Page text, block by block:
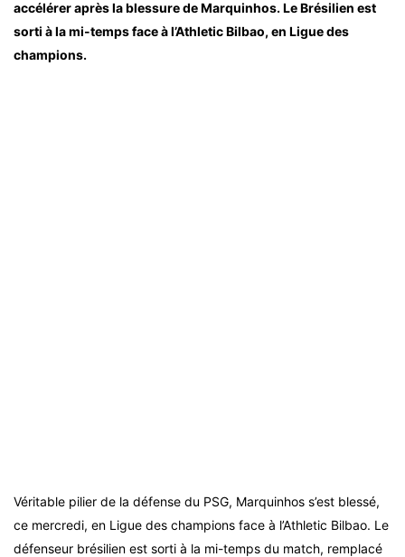
accélérer après la blessure de Marquinhos. Le Brésilien est
sorti à la mi-temps face à l’Athletic Bilbao, en Ligue des
champions.
Véritable pilier de la défense du PSG, Marquinhos s’est blessé,
ce mercredi, en Ligue des champions face à l’Athletic Bilbao. Le
défenseur brésilien est sorti à la mi-temps du match, remplacé